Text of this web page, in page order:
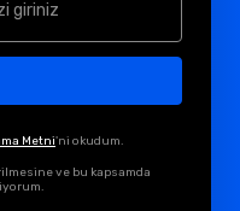
Metni'ni okudum.
ve bu kapsamda